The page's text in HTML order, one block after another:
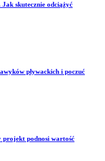
skutecznie odciążyć
pływackich i poczuć
podnosi wartość